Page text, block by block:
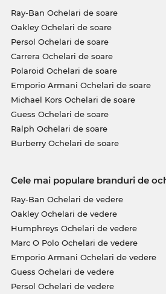
Ray-Ban Ochelari de soare
Oakley Ochelari de soare
Persol Ochelari de soare
Carrera Ochelari de soare
Polaroid Ochelari de soare
Emporio Armani Ochelari de soare
Michael Kors Ochelari de soare
Guess Ochelari de soare
Ralph Ochelari de soare
Burberry Ochelari de soare
Cele mai populare branduri de
Ray-Ban Ochelari de vedere
Oakley Ochelari de vedere
Humphreys Ochelari de vedere
Marc O Polo Ochelari de vedere
Emporio Armani Ochelari de vedere
Guess Ochelari de vedere
Persol Ochelari de vedere